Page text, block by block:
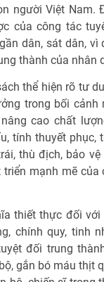
người Việt
của công tác
dân, sát dân,
thành của nhân
thể hiện rõ tư
trong bối
cao chất
tính thuyết
thù địch, bảo
mạnh mẽ
thiết thực đối
chính quy, tinh
đối trung
gắn bó máu thịt